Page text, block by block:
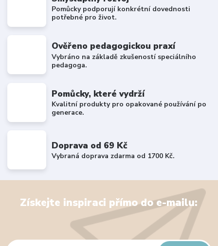
Pomůcky podporují konkrétní dovednosti
potřebné pro život.
Ověřeno pedagogickou praxí
Vybráno na základě zkušeností speciálního
pedagoga.
Pomůcky, které vydrží
Kvalitní produkty pro opakované používání po
generace.
Doprava od 69 Kč
Vybraná doprava zdarma od 1700 Kč.
Získejte inspiraci přímo do e-mailu: